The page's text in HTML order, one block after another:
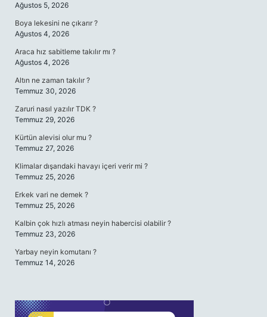
Ağustos 5, 2026
Boya lekesini ne çıkarır ?
Ağustos 4, 2026
Araca hız sabitleme takılır mı ?
Ağustos 4, 2026
Altın ne zaman takılır ?
Temmuz 30, 2026
Zaruri nasıl yazılır TDK ?
Temmuz 29, 2026
Kürtün alevisi olur mu ?
Temmuz 27, 2026
Klimalar dışarıdaki havayı içeri verir mi ?
Temmuz 25, 2026
Erkek vari ne demek ?
Temmuz 25, 2026
Kalbin çok hızlı atması neyin habercisi olabilir ?
Temmuz 23, 2026
Yarbay neyin komutanı ?
Temmuz 14, 2026